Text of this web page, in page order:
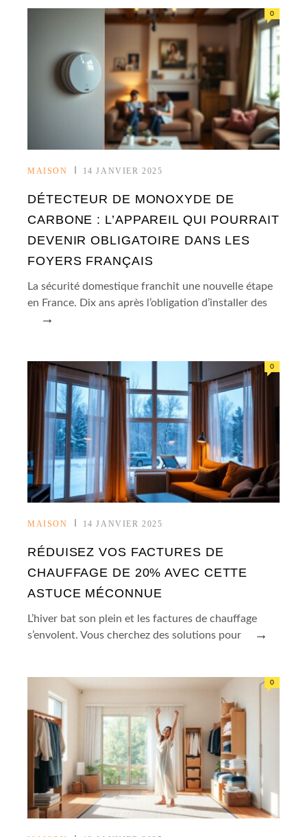
MAISON 14 JANVIER 2025
0
DÉTECTEUR DE MONOXYDE DE
CARBONE : L’APPAREIL QUI POURRAIT
DEVENIR OBLIGATOIRE DANS LES
FOYERS FRANÇAIS
La sécurité domestique franchit une nouvelle étape
en France. Dix ans après l’obligation d’installer des
→
MAISON 14 JANVIER 2025
0
RÉDUISEZ VOS FACTURES DE
CHAUFFAGE DE 20% AVEC CETTE
ASTUCE MÉCONNUE
L’hiver bat son plein et les factures de chauffage
s’envolent. Vous cherchez des solutions pour
→
0